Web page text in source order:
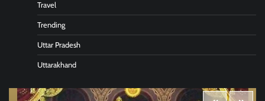
Travel
Trending
Uttar Pradesh
Uttarakhand